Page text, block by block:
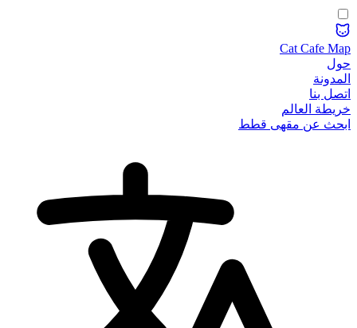
Cat Cafe Map
حول
المدونة
اتصل بنا
خريطة العالم
ابحث عن مقهى قطط